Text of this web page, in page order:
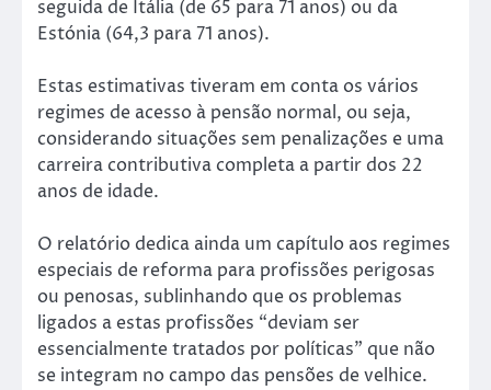
seguida de Itália (de 65 para 71 anos) ou da
Estónia (64,3 para 71 anos).
Estas estimativas tiveram em conta os vários
regimes de acesso à pensão normal, ou seja,
considerando situações sem penalizações e uma
carreira contributiva completa a partir dos 22
anos de idade.
O relatório dedica ainda um capítulo aos regimes
especiais de reforma para profissões perigosas
ou penosas, sublinhando que os problemas
ligados a estas profissões “deviam ser
essencialmente tratados por políticas” que não
se integram no campo das pensões de velhice.